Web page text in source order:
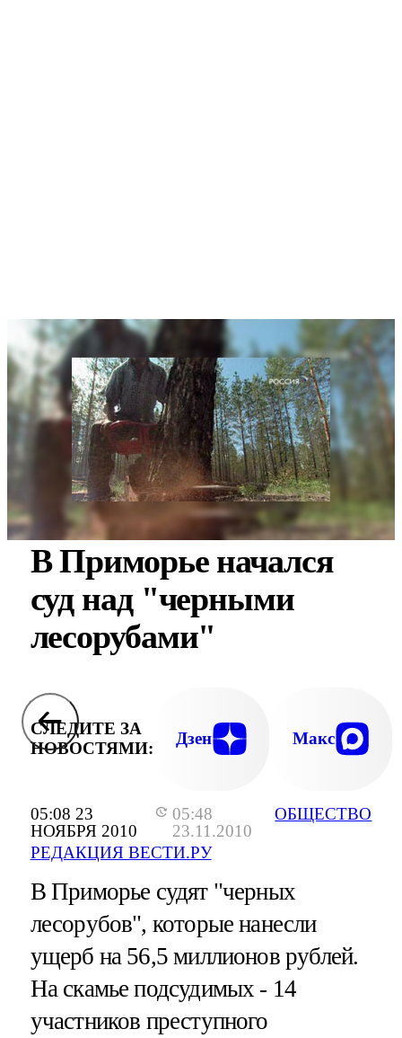
05:08 23
НОЯБРЯ 2010
05:48
23.11.2010
РЕДАКЦИЯ ВЕСТИ.РУ
ОБЩЕСТВО
В Приморье начался
суд над "черными
лесорубами"
СЛЕДИТЕ ЗА
НОВОСТЯМИ:
Дзен Макс
В Приморье судят "черных
лесорубов", которые нанесли
ущерб на 56,5 миллионов рублей.
На скамье подсудимых - 14
участников преступного